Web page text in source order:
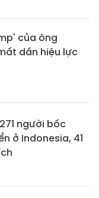
của ông
dần hiệu lực
người bốc
ở Indonesia, 41